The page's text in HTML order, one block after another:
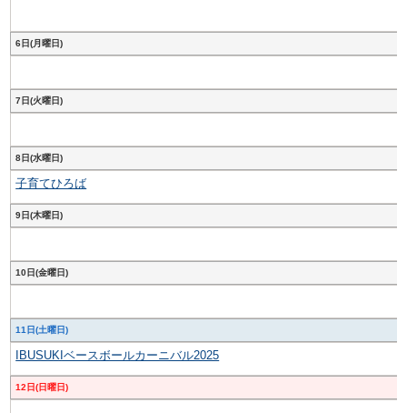
6日(月曜日)
7日(火曜日)
8日(水曜日)
子育てひろば
9日(木曜日)
10日(金曜日)
11日(土曜日)
IBUSUKIベースボールカーニバル2025
12日(日曜日)